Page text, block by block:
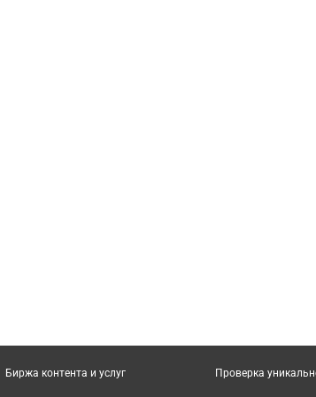
Биржа контента и услуг Проверка